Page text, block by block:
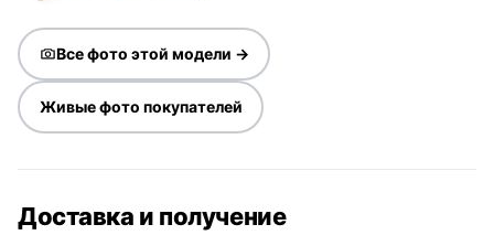
Все фото этой модели →
Живые фото покупателей
Доставка и получение